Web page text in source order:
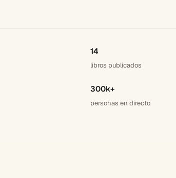
14
libros publicados
300k+
personas en directo